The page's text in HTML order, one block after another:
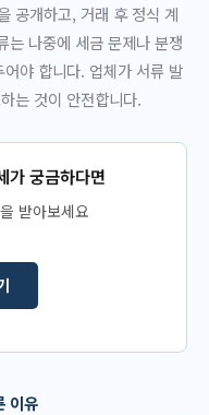
공개하고, 거래 후 정식 계
는 나중에 세금 문제나 분쟁
야 합니다. 업체가 서류 발
는 것이 안전합니다.
가 궁금하다면
받아보세요
이유